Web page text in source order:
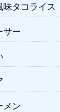
味タコライス
サー
メン